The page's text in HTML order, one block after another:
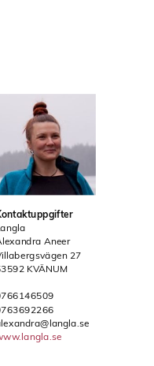
Aneer
27
KVÄNUM